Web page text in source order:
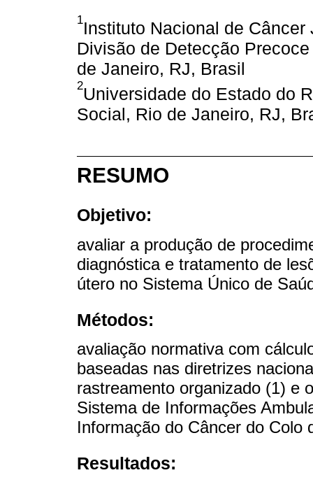
1Instituto Nacional de
Divisão de Detecção
de Janeiro, RJ, Brasil
2Universidade do Estado do
Social, Rio de Janeiro, RJ,
RESUMO
Objetivo:
avaliar a produção de
diagnóstica e tratamento de
útero no Sistema Único de
Métodos:
avaliação normativa com
baseadas nas diretrizes
rastreamento organizado (1) e
Sistema de Informações
Informação do Câncer do Colo
Resultados: